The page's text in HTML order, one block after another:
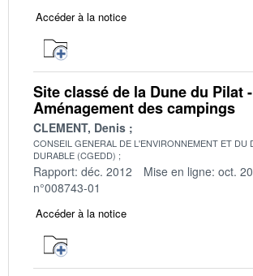
Accéder à la notice
Site classé de la Dune du Pilat -
Aménagement des campings
CLEMENT, Denis
CONSEIL GENERAL DE L'ENVIRONNEMENT ET DU
DURABLE (CGEDD)
Rapport: déc. 2012 Mise en ligne: oct.
n°008743-01
Accéder à la notice